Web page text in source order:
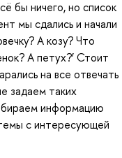
бы ничего, но список
мы сдались и начали
А козу? Что
А петух?’ Стоит
на все отвечать
задаем таких
информацию
с интересующей